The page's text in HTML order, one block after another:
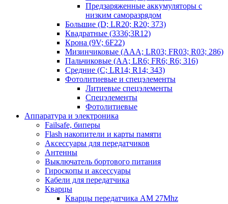
Предзаряженные аккумуляторы с
низким саморазрядом
Большие (D; LR20; R20; 373)
Квадратные (3336;3R12)
Крона (9V; 6F22)
Мизинчиковые (AAA; LR03; FR03; R03; 286)
Пальчиковые (AA; LR6; FR6; R6; 316)
Средние (C; LR14; R14; 343)
Фотолитиевые и спецэлементы
Литиевые спецэлементы
Спецэлементы
Фотолитиевые
Аппаратура и электроника
Failsafe, биперы
Flash накопители и карты памяти
Аксессуары для передатчиков
Антенны
Выключатель бортового питания
Гироскопы и аксессуары
Кабели для передатчика
Кварцы
Кварцы передатчика AM 27Mhz